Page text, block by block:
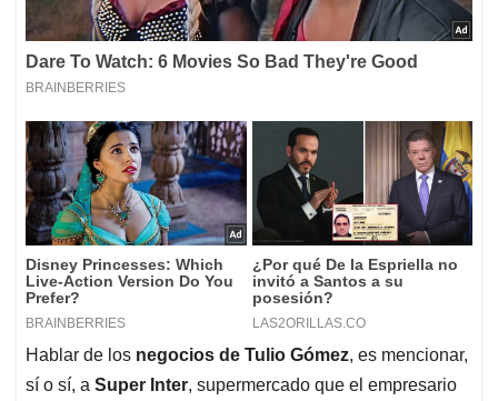
Hablar de los negocios de Tulio Gómez, es mencionar,
sí o sí, a Super Inter, supermercado que el empresario